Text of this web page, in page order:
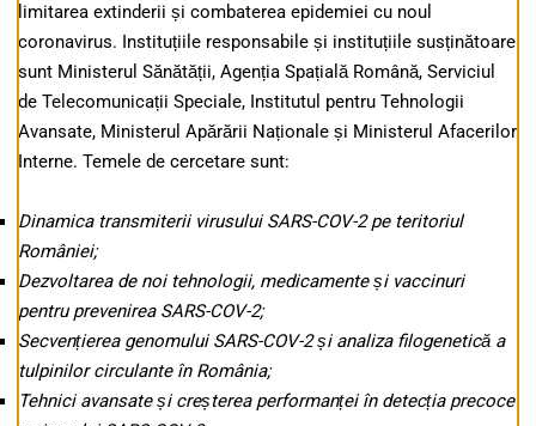
limitarea extinderii și combaterea epidemiei cu noul
coronavirus. Instituțiile responsabile și instituțiile susținătoare
sunt Ministerul Sănătății, Agenția Spațială Română, Serviciul
de Telecomunicații Speciale, Institutul pentru Tehnologii
Avansate, Ministerul Apărării Naționale și Ministerul Afacerilor
Interne. Temele de cercetare sunt:
Dinamica transmiterii virusului SARS-COV-2 pe teritoriul
României;
Dezvoltarea de noi tehnologii, medicamente și vaccinuri
pentru prevenirea SARS-COV-2;
Secvențierea genomului SARS-COV-2 și analiza filogenetică a
tulpinilor circulante în România;
Tehnici avansate și creșterea performanței în detecția precoce